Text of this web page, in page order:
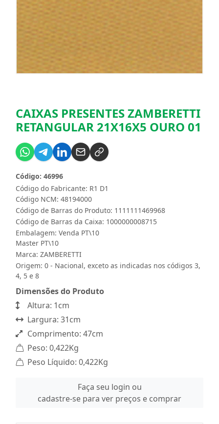
CAIXAS PRESENTES ZAMBERETTI
RETANGULAR 21X16X5 OURO 01
Código do Fabricante: R1 D1
Código: 46996
Código NCM: 48194000
Código de Barras do Produto: 1111111469968
Código de Barras da Caixa: 1000000008715
Embalagem: Venda PT\10
Master PT\10
Marca: ZAMBERETTI
Origem: 0 - Nacional, exceto as indicadas nos códigos 3,
4, 5 e 8
Dimensões do Produto
Altura: 1cm
Largura: 31cm
Comprimento: 47cm
Peso: 0,422Kg
Peso Líquido: 0,422Kg
Faça seu login ou
cadastre-se para ver preços e comprar